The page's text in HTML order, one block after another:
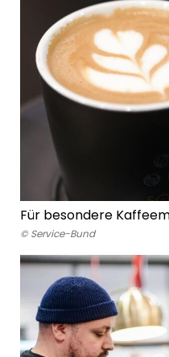
Für besondere
© Service-Bund